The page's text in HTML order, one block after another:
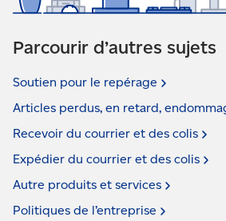
Parcourir d’autres sujets
Soutien pour le repérage
Articles perdus, en retard,
Recevoir du courrier et des colis
Expédier du courrier et des colis
Autre produits et services
Politiques de l’entreprise